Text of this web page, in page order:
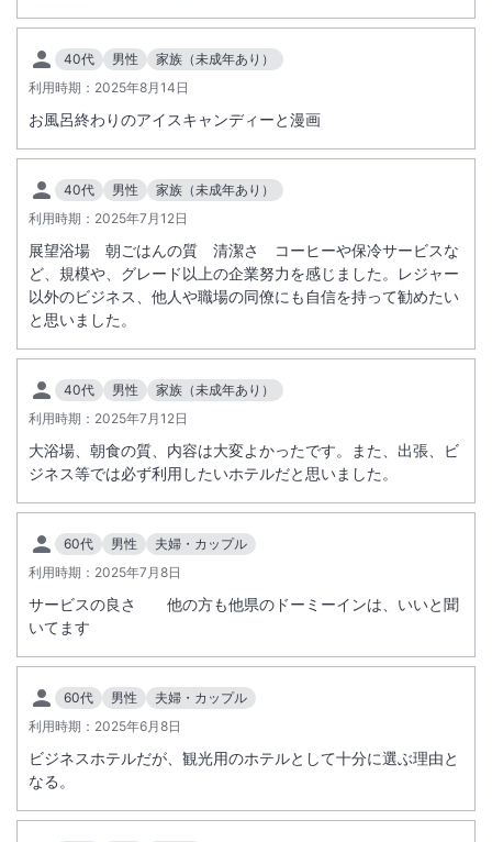
40代 男性
家族（未成年あり）
利用時期： 2025年8月14日
お風呂終わりのアイスキャンディーと漫画
40代 男性
家族（未成年あり）
利用時期： 2025年7月12日
展望浴場 朝ごはんの質 清潔さ コーヒーや保冷サービスな
ど、規模や、グレード以上の企業努力を感じました。レジャー
以外のビジネス、他人や職場の同僚にも自信を持って勧めたい
と思いました。
40代 男性
家族（未成年あり）
利用時期： 2025年7月12日
大浴場、朝食の質、内容は大変よかったです。また、出張、ビ
ジネス等では必ず利用したいホテルだと思いました。
60代 男性
夫婦・カップル
利用時期： 2025年7月8日
サービスの良さ 他の方も他県のドーミーインは、いいと聞
いてます
60代 男性
夫婦・カップル
利用時期： 2025年6月8日
ビジネスホテルだが、観光用のホテルとして十分に選ぶ理由と
なる。